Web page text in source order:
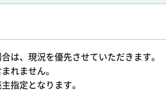
は、現況を優先させていただきます。
れません。
指定となります。